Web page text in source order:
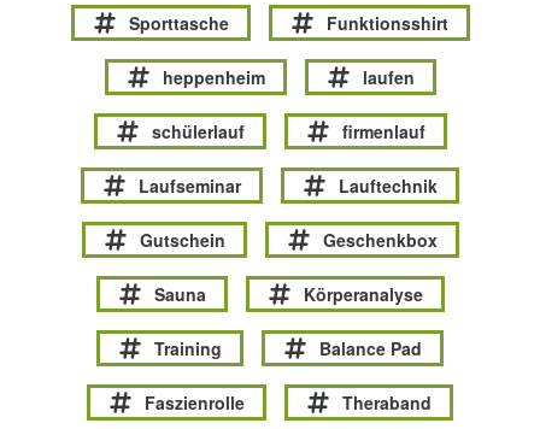
Sporttasche Funktionsshirt
heppenheim laufen
schülerlauf firmenlauf
Laufseminar Lauftechnik
Gutschein Geschenkbox
Sauna Körperanalyse
Training Balance Pad
Faszienrolle Theraband